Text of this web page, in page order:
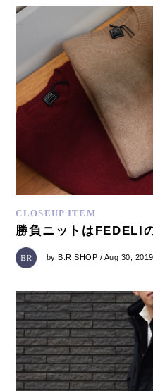
CLOSEUP ITEM
勝負ニットはFEDELI
byB.R.SHOP / Aug 30, 2019